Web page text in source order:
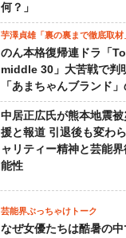
何？」
芋澤貞雄「裏の裏まで徹底取材
のん本格復帰連ドラ「
middle 30」大苦戦で判
「あまちゃんブランド
中居正広氏が熊本地震
援と報道 引退後も変わ
ャリティー精神と芸能
能性
芸能界ぶっちゃけトーク
なぜ女優たちは酷暑の